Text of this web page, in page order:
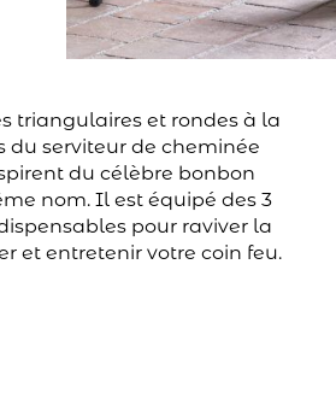
triangulaires et rondes à la
du serviteur de cheminée
du célèbre bonbon
nom. Il est équipé des 3
pour raviver la
et entretenir votre coin feu.